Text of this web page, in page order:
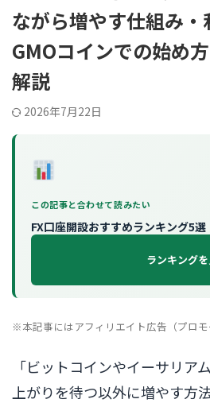
ながら増やす仕組み・
GMOコインでの始め
解説
2026年7月22日
この記事と合わせて読みたい
FX口座開設おすすめランキング5選
ランキング
※本記事にはアフィリエイト広告（プロモ
「ビットコインやイーサリア
上がりを待つ以外に増やす方